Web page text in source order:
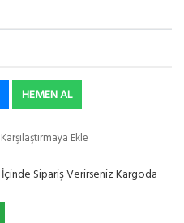
HEMEN AL
Karşılaştırmaya Ekle
İçinde Sipariş Verirseniz Kargoda